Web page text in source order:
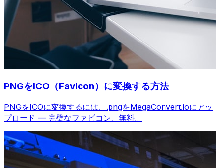
PNGをICO（Favicon）に変換する方法
PNGをICOに変換するには、.pngをMegaConvert.ioにアッ
プロード — 完璧なファビコン、無料。